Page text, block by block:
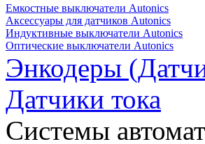
Емкостные выключатели Autonics
Аксессуары для датчиков Autonics
Индуктивные выключатели Autonics
Оптические выключатели Autonics
Энкодеры
Датчики тока
Системы